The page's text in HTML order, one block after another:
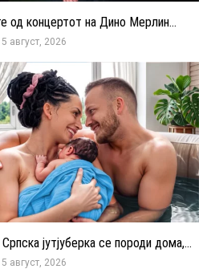
од концертот на Дино Мерлин...
август, 2026
јутјуберка се породи дома,...
август, 2026